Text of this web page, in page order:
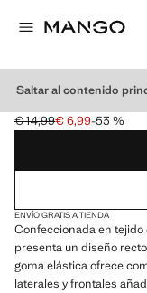
Saltar al contenido
FALDA VAQUERA
Precio inicial tachado [€
€ 14,99
Precio actual [€ 6,99 ]
€ 6,99-53 %
Selecciona un color
ENVÍO GRATIS A TIENDA
Confeccionada en tejido
presenta un diseño
goma elástica ofrece
laterales y frontales